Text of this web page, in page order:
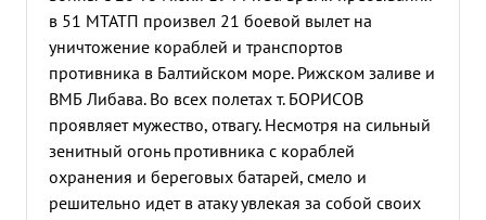
в 51 МТАТП произвел 21 боевой вылет на
уничтожение кораблей и транспортов
противника в Балтийском море. Рижском заливе и
ВМБ Либава. Во всех полетах т. БОРИСОВ
проявляет мужество, отвагу. Несмотря на сильный
зенитный огонь противника с кораблей
охранения и береговых батарей, смело и
решительно идет в атаку увлекая за собой своих